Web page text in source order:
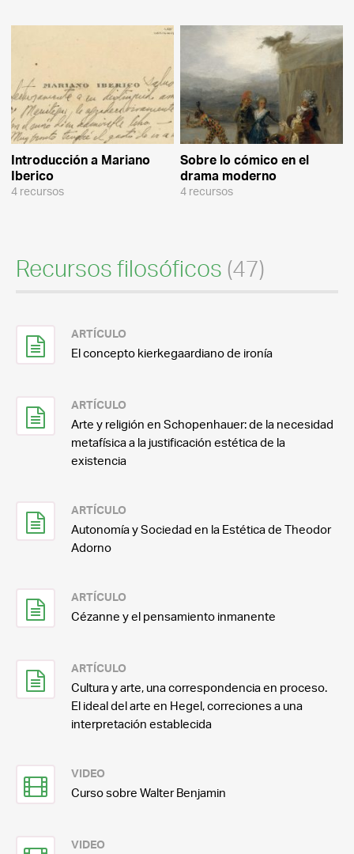
Introducción a Mariano
Iberico
4 recursos
Sobre lo cómico en el
drama moderno
4 recursos
Recursos filosóficos (47)
ARTÍCULO
El concepto kierkegaardiano de ironía
ARTÍCULO
Arte y religión en Schopenhauer: de la necesidad
metafísica a la justificación estética de la
existencia
ARTÍCULO
Autonomía y Sociedad en la Estética de Theodor
Adorno
ARTÍCULO
Cézanne y el pensamiento inmanente
ARTÍCULO
Cultura y arte, una correspondencia en proceso.
El ideal del arte en Hegel, correciones a una
interpretación establecida
VIDEO
Curso sobre Walter Benjamin
VIDEO